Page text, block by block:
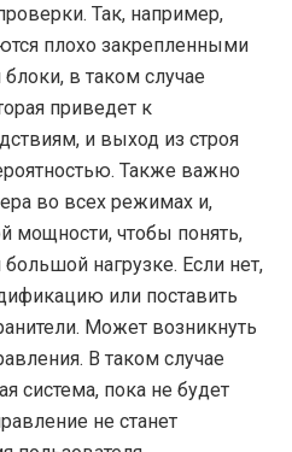
Так, например,
плохо закрепленными
в таком случае
приведет к
и выход из строя
Также важно
во всех режимах и,
мощности, чтобы понять,
нагрузке. Если нет,
или поставить
Может возникнуть
В таком случае
система, пока не будет
не станет